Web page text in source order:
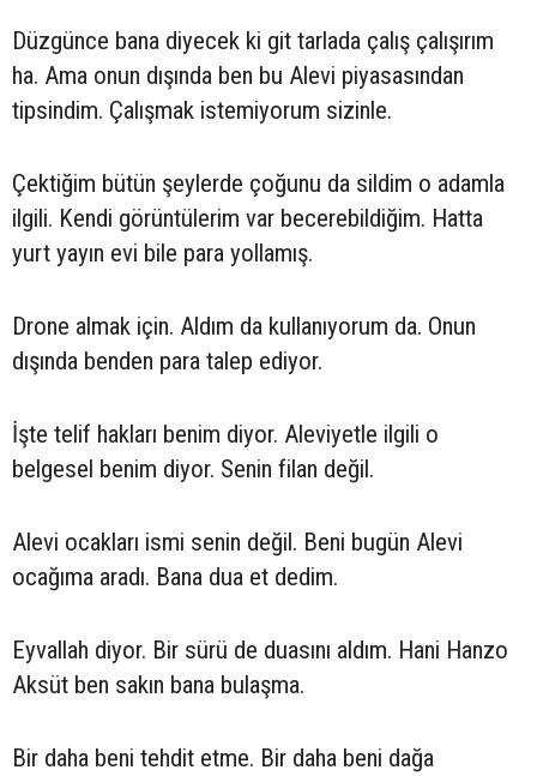
Düzgünce bana diyecek ki git tarlada çalış çalışırım
ha. Ama onun dışında ben bu Alevi piyasasından
tipsindim. Çalışmak istemiyorum sizinle.
Çektiğim bütün şeylerde çoğunu da sildim o adamla
ilgili. Kendi görüntülerim var becerebildiğim. Hatta
yurt yayın evi bile para yollamış.
Drone almak için. Aldım da kullanıyorum da. Onun
dışında benden para talep ediyor.
İşte telif hakları benim diyor. Aleviyetle ilgili o
belgesel benim diyor. Senin filan değil.
Alevi ocakları ismi senin değil. Beni bugün Alevi
ocağıma aradı. Bana dua et dedim.
Eyvallah diyor. Bir sürü de duasını aldım. Hani Hanzo
Aksüt ben sakın bana bulaşma.
Bir daha beni tehdit etme. Bir daha beni dağa